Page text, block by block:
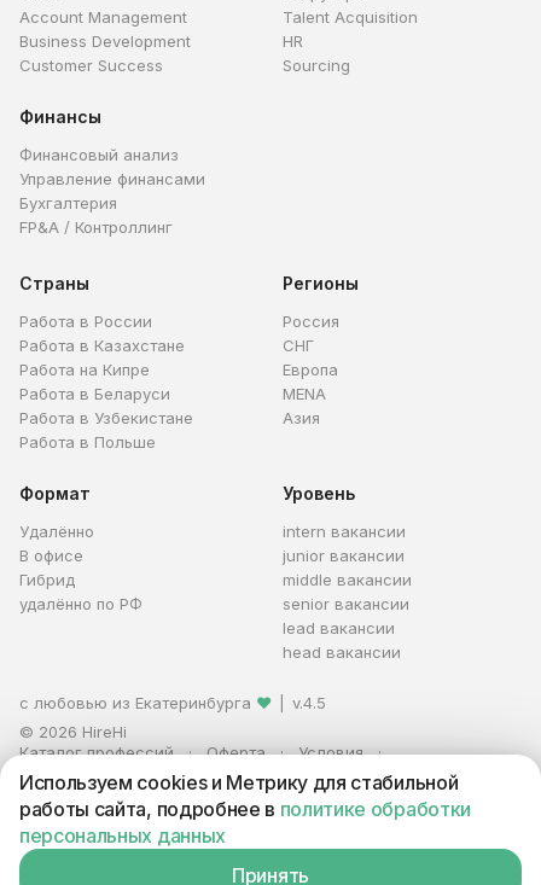
Account Management
Business Development
Customer Success
Talent Acquisition
HR
Sourcing
Финансы
Финансовый анализ
Управление финансами
Бухгалтерия
FP&A / Контроллинг
Страны
Работа в России
Работа в Казахстане
Работа на Кипре
Работа в Беларуси
Работа в Узбекистане
Работа в Польше
Регионы
Россия
СНГ
Европа
MENA
Азия
Формат
Удалённо
В офисе
Гибрид
удалённо по РФ
Уровень
intern вакансии
junior вакансии
middle вакансии
senior вакансии
lead вакансии
head вакансии
с любовью из Екатеринбурга ❤
v.4.5
© 2026 HireHi
Каталог профессий
Оферта
Условия
Персональные данные
Реклама
ИП Захаров Антон Алексеевич · ИНН 663005711880 · ОГРНИП
321665800059102
Используем cookies и Метрику для стабильной
работы сайта, подробнее в политике обработки
персональных данных
Принять